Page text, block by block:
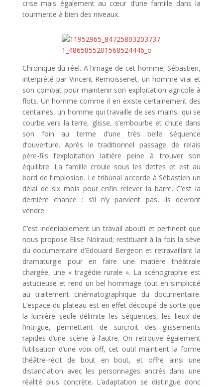
crise mais également au cœur d’une famille dans la
tourmente à bien des niveaux.
Chronique du réel. A l’image de cet homme, Sébastien,
interprété par Vincent Remoissenet, un homme vrai et
son combat pour maintenir son exploitation agricole à
flots. Un homme comme il en existe certainement des
centaines, un homme qui travaille de ses mains, qui se
courbe vers la terre, glisse, s’embourbe et chute dans
son foin au terme d’une très belle séquence
d’ouverture. Après le traditionnel passage de relais
père-fils l’exploitation laitière peine à trouver son
équilibre. La famille croule sous les dettes et est au
bord de l’implosion. Le tribunal accorde à Sébastien un
délai de six mois pour enfin relever la barre. C’est la
dernière chance : s’il n’y parvient pas, ils devront
vendre.
C’est indéniablement un travail abouti et pertinent que
nous propose Elise Noiraud; restituant à la fois la sève
du documentaire d’Edouard Bergeon et retravaillant la
dramaturgie pour en faire une matière théâtrale
chargée, une « tragédie rurale ». La scénographie est
astucieuse et rend un bel hommage tout en simplicité
au traitement cinématographique du documentaire.
L’espace du plateau est en effet découpé de sorte que
la lumière seule délimite les séquences, les lieux de
l’intrigue, permettant de surcroit des glissements
rapides d’une scène à l’autre. On retrouve également
l’utilisation d’une voix off, cet outil maintient la forme
théâtre-récit de bout en bout, et offre ainsi une
distanciation avec les personnages ancrés dans une
réalité plus concrète. L’adaptation se distingue donc